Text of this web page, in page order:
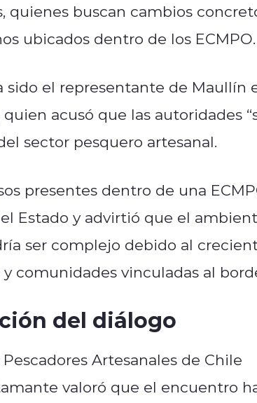
quienes buscan cambios
ubicados dentro de los ECMPO.
el representante de Maullín
acusó que las autoridades
sector pesquero artesanal.
presentes dentro de una
Estado y advirtió que el
ser complejo debido al
comunidades vinculadas al
del diálogo
Artesanales de Chile
valoró que el encuentro